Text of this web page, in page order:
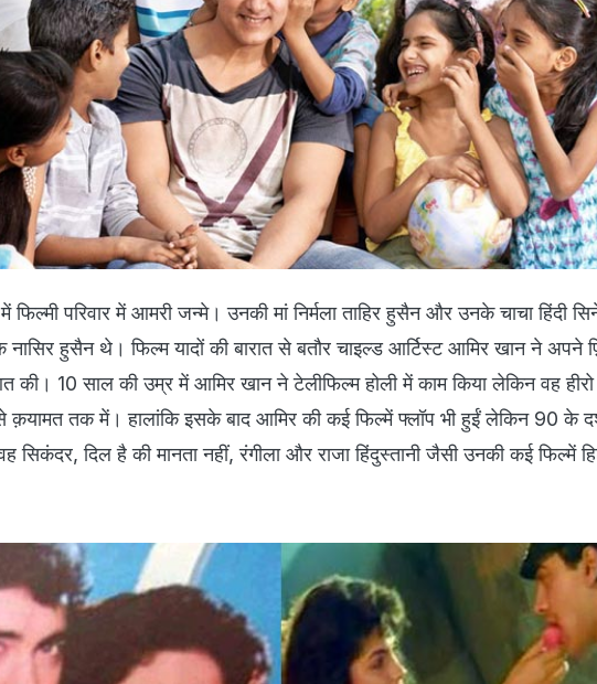
फिल्मी परिवार में आमरी जन्मे। उनकी मां निर्मला ताहिर हुसैन और उनके चाचा हिंदी
नासिर हुसैन थे। फिल्म यादों की बारात से बतौर चाइल्ड आर्टिस्ट आमिर खान ने अपने
10 साल की उम्र में आमिर खान ने टेलीफिल्म होली में काम किया लेकिन वह
क़यामत तक में। हालांकि इसके बाद आमिर की कई फिल्में फ्लॉप भी हुईं लेकिन 90 के
सिकंदर, दिल है की मानता नहीं, रंगीला और राजा हिंदुस्तानी जैसी उनकी कई फिल्में